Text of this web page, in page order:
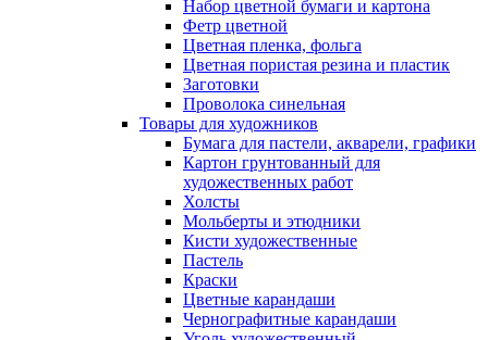
Набор цветной бумаги и картона
Фетр цветной
Цветная пленка, фольга
Цветная пористая резина и пластик
Заготовки
Проволока синельная
Товары для художников
Бумага для пастели, акварели, графики
Картон грунтованный для
художественных работ
Холсты
Мольберты и этюдники
Кисти художественные
Пастель
Краски
Цветные карандаши
Чернографитные карандаши